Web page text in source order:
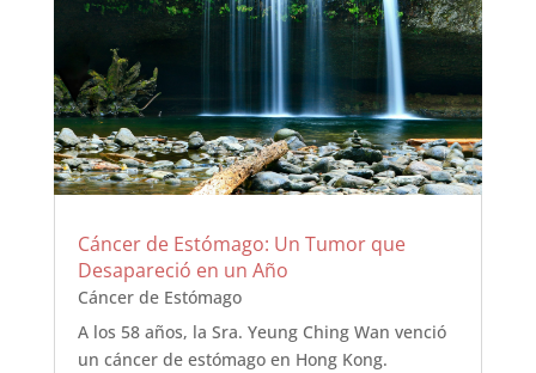
Cáncer de Estómago: Un Tumor que
Desapareció en un Año
Cáncer de Estómago
A los 58 años, la Sra. Yeung Ching Wan venció
un cáncer de estómago en Hong Kong.